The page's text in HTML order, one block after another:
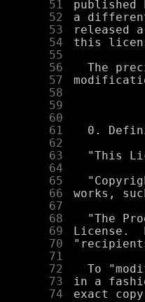
     51
     52
     53
     54
     55
     56
     57
     58
     59
     60
     61
     62
     63
     64
     65
     66
     67
     68
     69
     70
     71
     72
     73
     74